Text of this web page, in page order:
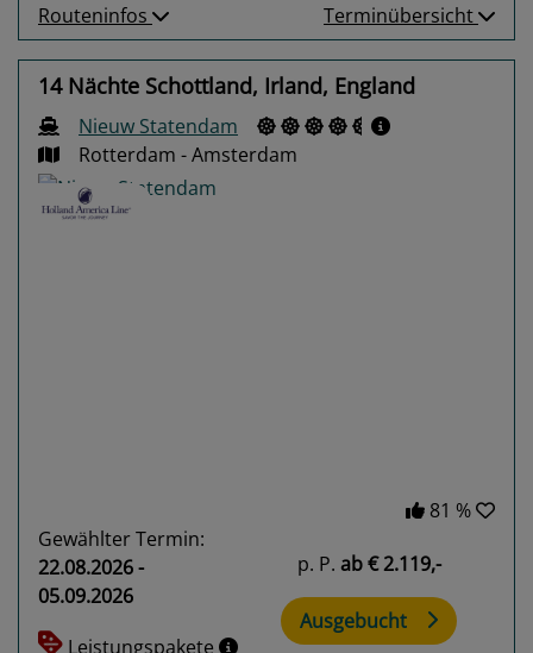
Routeninfos Terminübersicht
14 Nächte Schottland, Irland, England
Nieuw Statendam
Rotterdam - Amsterdam
81 %
Gewählter Termin:
22.08.2026 -
05.09.2026
Leistungspakete
p. P. ab€ 2.119,-
Ausgebucht